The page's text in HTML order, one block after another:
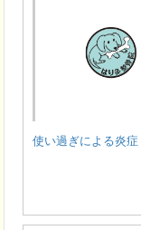
使い過ぎによる炎